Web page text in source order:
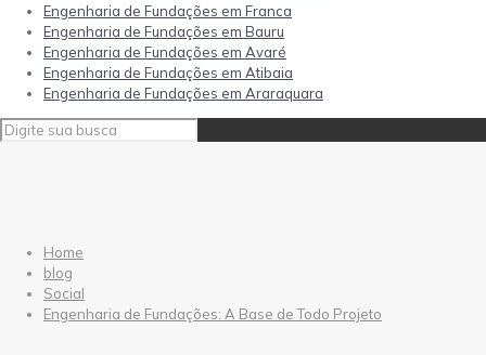
Engenharia de Fundações em Franca
Engenharia de Fundações em Bauru
Engenharia de Fundações em Avaré
Engenharia de Fundações em Atibaia
Engenharia de Fundações em Araraquara
Home
blog
Social
Engenharia de Fundações: A Base de Todo Projeto